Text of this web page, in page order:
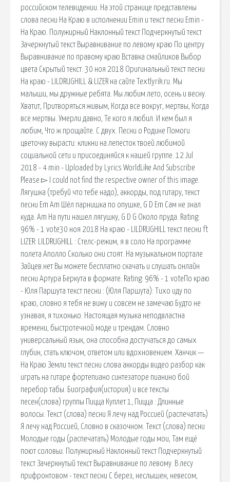
российском телевидении. На этой странице представлены
слова песни На Краю в исполнении Emin и текст песни Emin -
На Краю. Полужирный Наклонный текст Подчеркнутый текст
Зачеркнутый текст Выравнивание по левому краю По центру
Выравнивание по правому краю Вставка смайликов Выбор
цвета Скрытый текст. 30 ноя 2018 Оригинальный текст песни
На краю - LILDRUGHILL & LIZER на сайте Textlyrik.ru. Мы
малыши, мы дружные ребята. Мы любим лето, осень и весну.
Хватит, Притворяться живым, Когда все вокруг, мертвы, Когда
все мертвы. Умерли давно, Те кого я любил. И кем был я
любим, Что ж прощайте. С двух. Песни о Родине Помоги
цветочку вырасти: кликни на лепесток твоей любимой
социальной сети и присоединяйся к нашей группе. 12 Jul
2018 - 4 min - Uploaded by Lyrics WorldLike And Subscribe
Please ▻ I could not find the respective owner of this image.
Лягушка (требуй что тебе надо), аккорды, под гитару, текст
песни Em Am Шёл парнишка по опушке, G D Em Сам не знал
куда. Am На пути нашел лягушку, G D G Около пруда. Rating:
96% - 1 vote30 ноя 2018 На краю - LILDRUGHILL текст песни ft
LIZER: LILDRUGHILL : Стелс-режим, я в соло На программе
полета Аполло Сколько они стоят. На музыкальном портале
Зайцев.нет Вы можете бесплатно скачать и слушать онлайн
песни Артура Беркута в формате. Rating: 96% - 1 voteПо краю
- Юля Паршута текст песни : (Юля Паршута): Тихо иду по
краю, словно я тебя не вижу и совсем не замечаю Будто не
узнавая, я тихонько. Настоящая музыка неподвластна
времени, быстротечной моде и трендам. Словно
универсальный язык, она способна достучаться до самых
глубин, стать ключом, ответом или вдохновением. Ханчик —
На Краю Земли текст песни слова аккорды видео разбор как
играть на гитаре фортепиано синтезаторе пианино бой
перебор табы. Биография(история) и все тексты
песен(слова) группы Пицца Куплет 1, Пицца : Длинные
волосы. Текст (слова) песни Я лечу над Россией (распечатать)
Я лечу над Россией, Словно в сказочном. Текст (слова) песни
Молодые годы (распечатать) Молодые годы мои, Там ещё
поют соловьи. Полужирный Наклонный текст Подчеркнутый
текст Зачеркнутый текст Выравнивание по левому. В лесу
прифронтовом - текст песни С берез, неслышен, невесом,